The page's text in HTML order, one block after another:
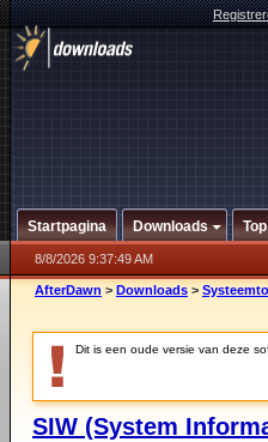
Startpagina Downloads
8/8/2026 9:37:49 AM
AfterDawn > Downloads >
Dit is een oude versie van deze
SIW (System